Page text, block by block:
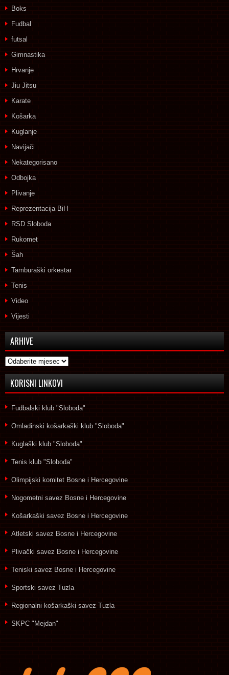
Boks
Fudbal
futsal
Gimnastika
Hrvanje
Jiu Jitsu
Karate
Košarka
Kuglanje
Navijači
Nekategorisano
Odbojka
Plivanje
Reprezentacija BiH
RSD Sloboda
Rukomet
Šah
Tamburaški orkestar
Tenis
Video
Vijesti
ARHIVE
Arhive
KORISNI LINKOVI
Fudbalski klub "Sloboda"
Omladinski košarkaški klub "Sloboda"
Kuglaški klub "Sloboda"
Tenis klub "Sloboda"
Olimpijski komitet Bosne i Hercegovine
Nogometni savez Bosne i Hercegovine
Košarkaški savez Bosne i Hercegovine
Atletski savez Bosne i Hercegovine
Plivački savez Bosne i Hercegovine
Teniski savez Bosne i Hercegovine
Sportski savez Tuzla
Regionalni košarkaški savez Tuzla
SKPC "Mejdan"